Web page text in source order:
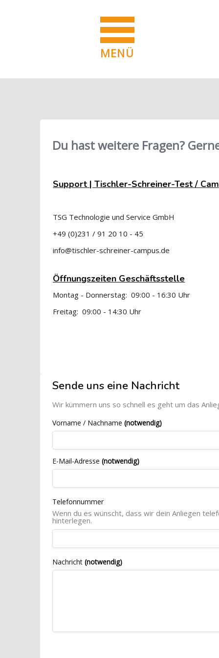
MENÜ
Du hast weitere Fragen?
Support | Tischler-Schreiner-Test /
TSG Technologie und Service GmbH
+49 (0)231 / 91 20 10 - 45
info@tischler-schreiner-campus.de
Öffnungszeiten Geschäftsstelle
Montag - Donnerstag: 09:00 - 16:30 Uhr
Freitag: 09:00 - 14:30 Uhr
Blöcke
[Cocoon] Custom HTML überspringen
Sende uns eine Nachricht
Wir kümmern uns so schnell es geht um das
Vorname / Nachname(notwendig)
E-Mail-Adresse(notwendig)
Telefonnummer
Wenn du es wünscht, dass wir dein Anliegen
hinterlegen.
Nachricht(notwendig)